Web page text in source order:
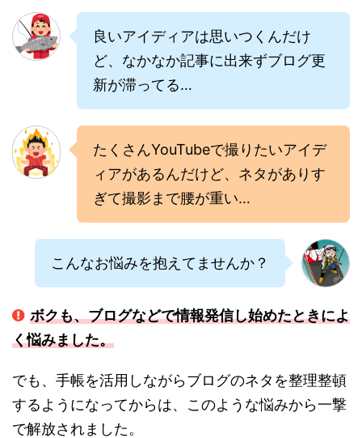
良いアイディアは思いつくんだけ
ど、なかなか記事に出来ずブログ更
新が滞ってる…
たくさんYouTubeで撮りたいアイデ
ィアがあるんだけど、ネタがありす
ぎて撮影まで腰が重い…
こんなお悩みを抱えてませんか？
ボクも、ブログなどで情報発信し始めたときによ
く悩みました。
でも、手帳を活用しながらブログのネタを整理整頓
するようになってからは、このような悩みから一撃
で解放されました。